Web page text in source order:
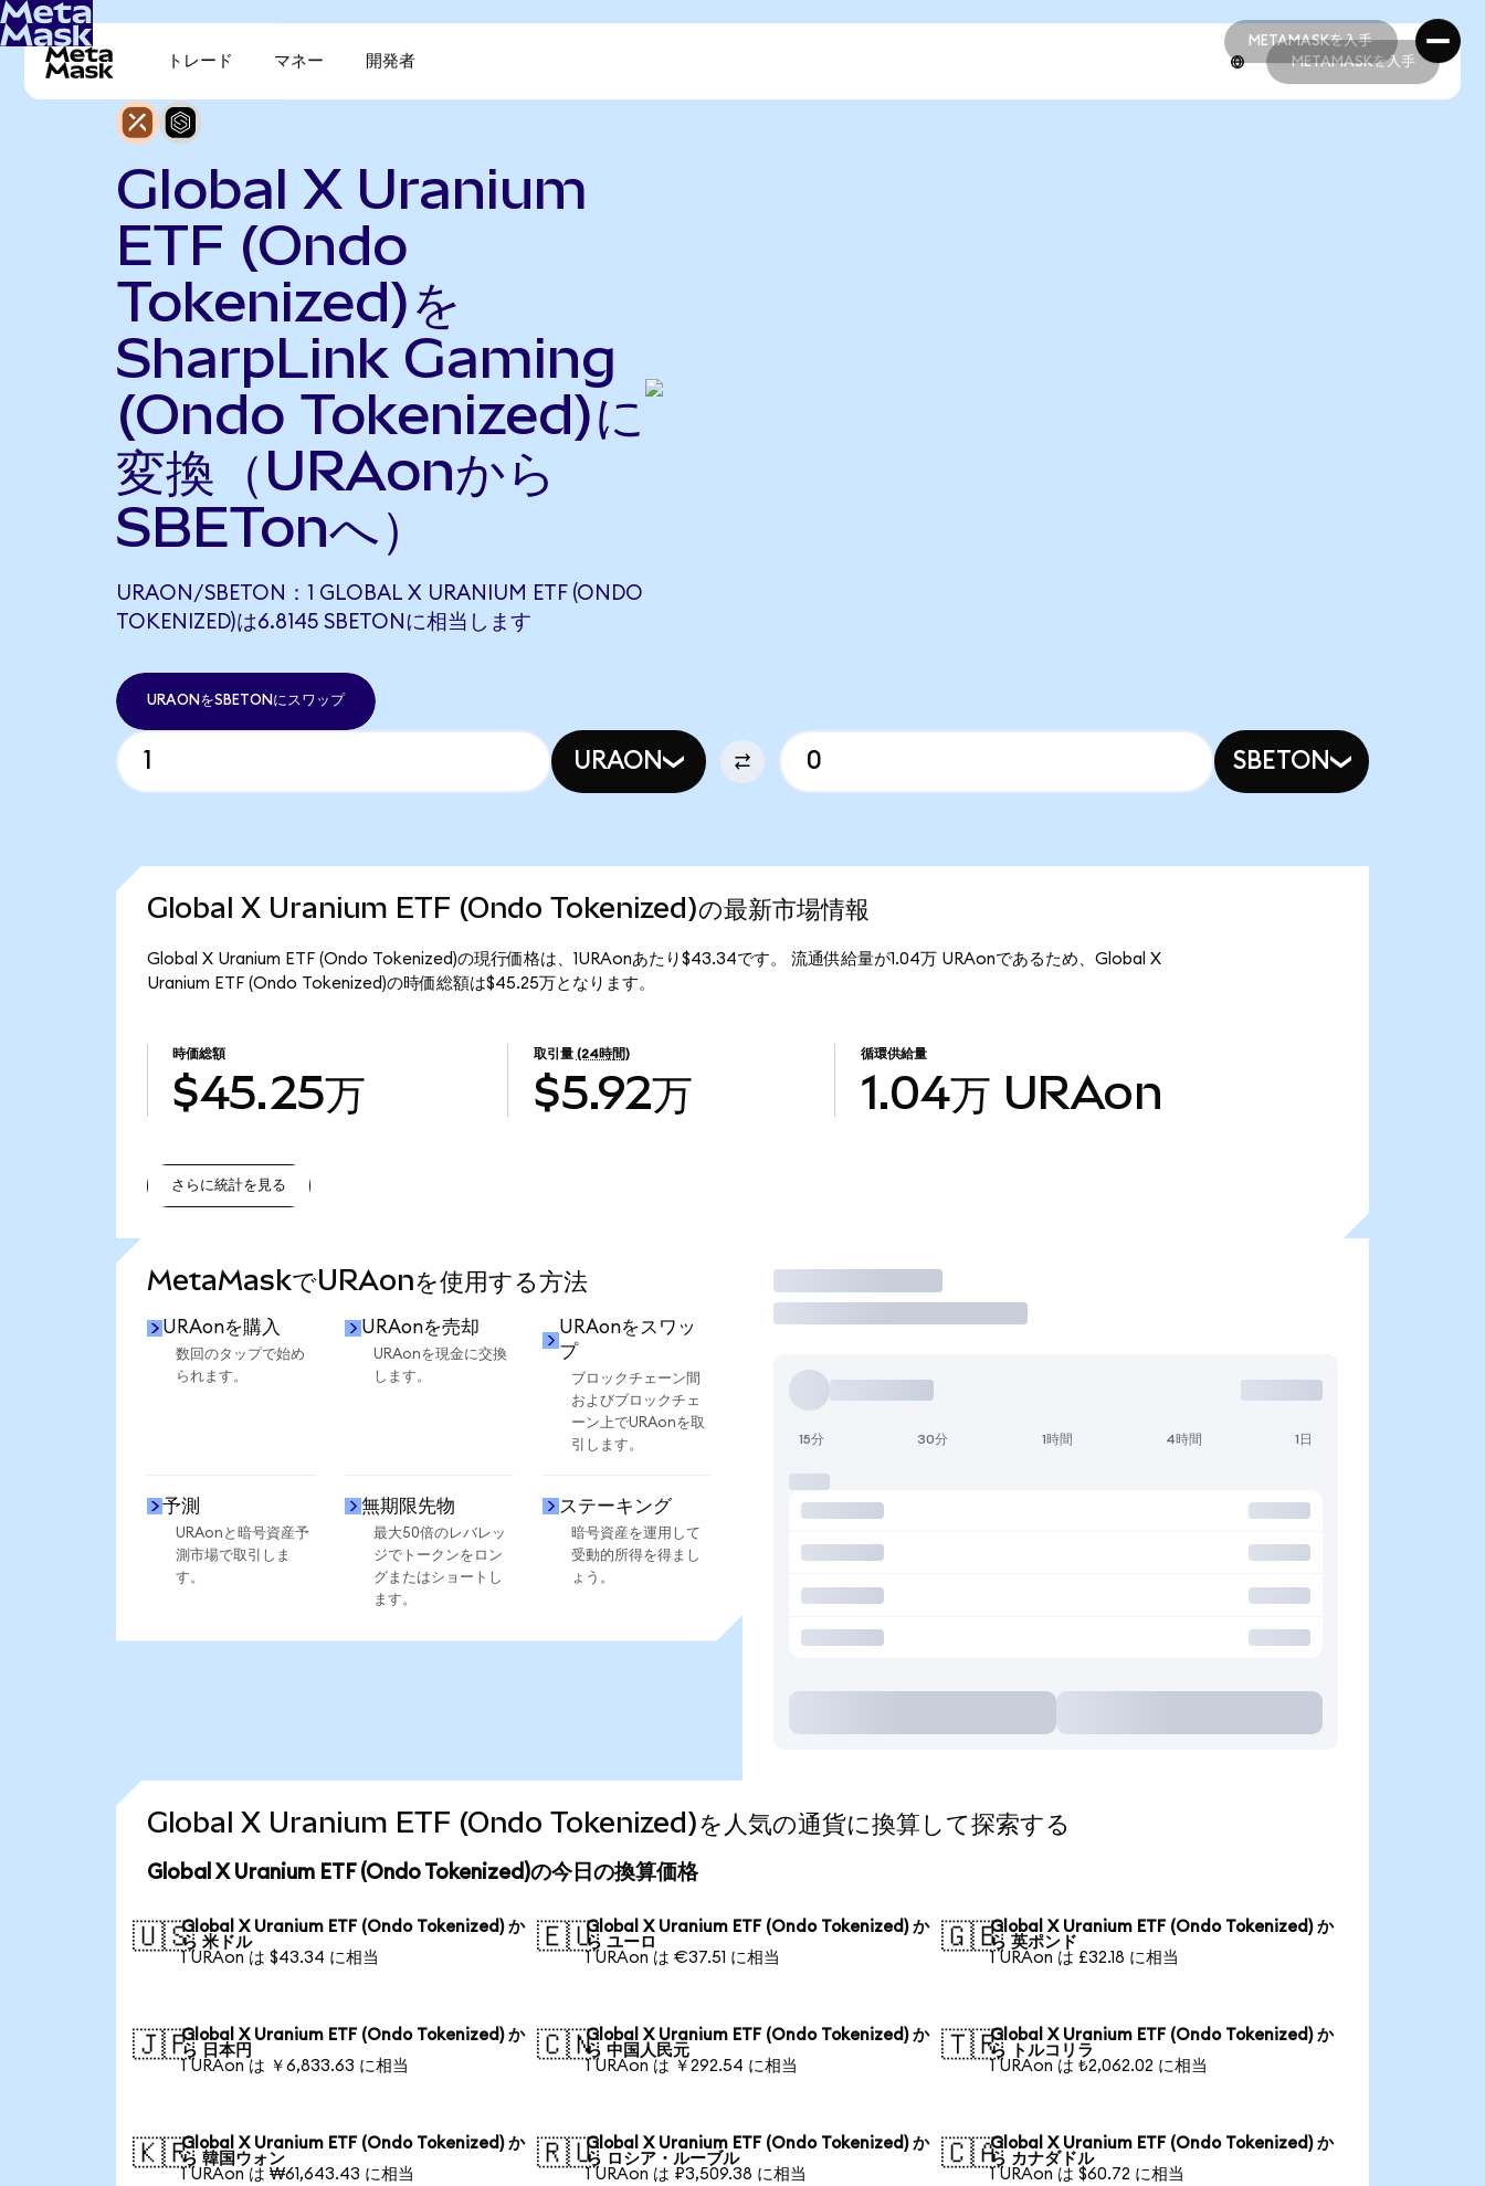
METAMASKを入手
METAMASKを入手
トレード マネー 開発者 METAMASKを入手
Global X Uranium
ETF (Ondo
Tokenized)を
SharpLink Gaming
(Ondo Tokenized)に
変換（URAonから
SBETonへ）
URAON/SBETON：1 GLOBAL X URANIUM ETF (ONDO
TOKENIZED)は6.8145 SBETONに相当します
URAONをSBETONにスワップ
URAON SBETON
Global X Uranium ETF (Ondo Tokenized)の最新市場情報
Global X Uranium ETF (Ondo Tokenized)の現行価格は、1URAonあたり$43.34です。 流通供給量が1.04万 URAonであるため、Global X
Uranium ETF (Ondo Tokenized)の時価総額は$45.25万となります。
時価総額
$45.25万
取引量 (24時間)
$5.92万
循環供給量
1.04万 URAon
さらに統計を見る
MetaMaskでURAonを使用する方法
URAonを購入
数回のタップで始め
られます。
URAonを売却
URAonを現金に交換
します。
URAonをスワッ
プ
ブロックチェーン間
およびブロックチェ
ーン上でURAonを取
引します。
予測
URAonと暗号資産予
測市場で取引しま
す。
無期限先物
最大50倍のレバレッ
ジでトークンをロン
グまたはショートし
ます。
ステーキング
暗号資産を運用して
受動的所得を得まし
ょう。
取引
15分 30分 1時間 4時間 1日
Global X Uranium ETF (Ondo Tokenized)を人気の通貨に換算して探索する
Global X Uranium ETF (Ondo Tokenized)の今日の換算価格
🇺🇸Global X Uranium ETF (Ondo Tokenized) か
ら 米ドル
1 URAon は $43.34 に相当
🇪🇺Global X Uranium ETF (Ondo Tokenized) か
ら ユーロ
1 URAon は €37.51 に相当
🇬🇧Global X Uranium ETF (Ondo Tokenized) か
ら 英ポンド
1 URAon は £32.18 に相当
🇯🇵Global X Uranium ETF (Ondo Tokenized) か
ら 日本円
1 URAon は ￥6,833.63 に相当
🇨🇳Global X Uranium ETF (Ondo Tokenized) か
ら 中国人民元
1 URAon は ￥292.54 に相当
🇹🇷Global X Uranium ETF (Ondo Tokenized) か
ら トルコリラ
1 URAon は ₺2,062.02 に相当
🇰🇷Global X Uranium ETF (Ondo Tokenized) か
ら 韓国ウォン
1 URAon は ₩61,643.43 に相当
🇷🇺Global X Uranium ETF (Ondo Tokenized) か
ら ロシア・ルーブル
1 URAon は ₽3,509.38 に相当
🇨🇦Global X Uranium ETF (Ondo Tokenized) か
ら カナダドル
1 URAon は $60.72 に相当